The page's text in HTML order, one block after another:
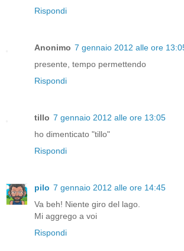
Rispondi
Anonimo 7 gennaio 2012 alle ore
presente, tempo permettendo
Rispondi
tillo 7 gennaio 2012 alle ore 13:05
ho dimenticato "tillo"
Rispondi
pilo 7 gennaio 2012 alle ore 14:45
Va beh! Niente giro del lago.
Mi aggrego a voi
Rispondi